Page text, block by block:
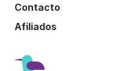
Contacto
Afiliados